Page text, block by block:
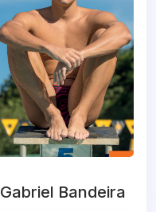
Gabriel Bandeira